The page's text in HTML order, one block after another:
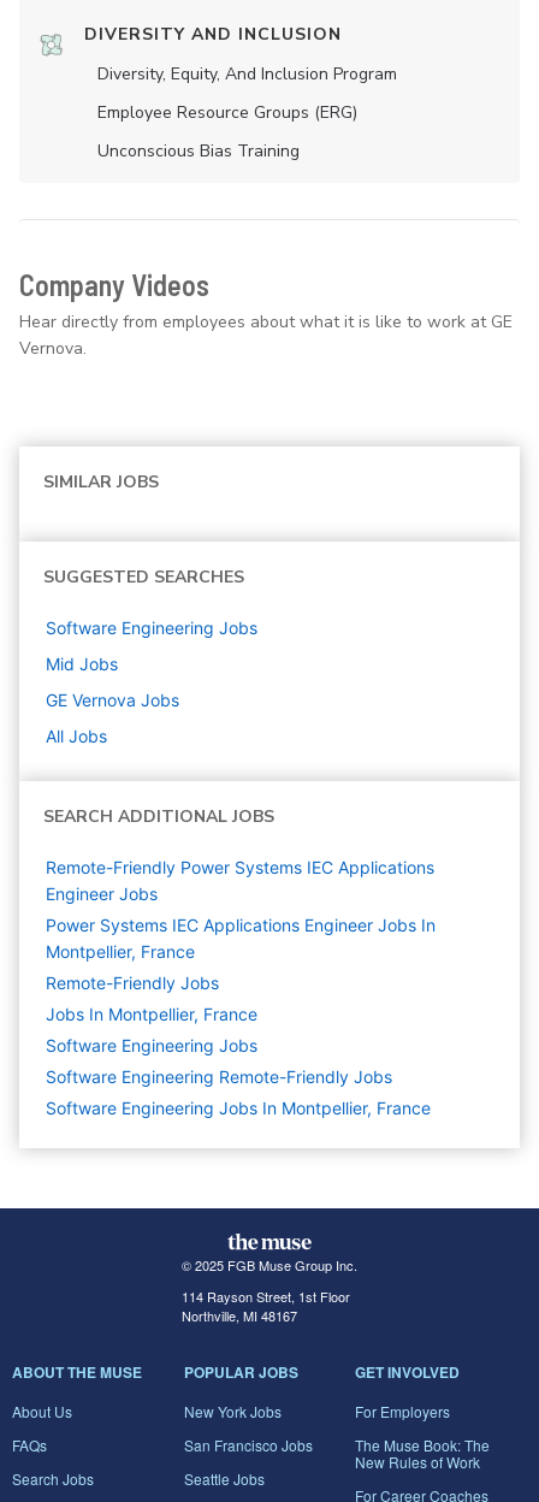
DIVERSITY AND INCLUSION
Diversity, Equity, And Inclusion Program
Employee Resource Groups (ERG)
Unconscious Bias Training
Company Videos
Hear directly from employees about what it is like to work at GE
Vernova.
SIMILAR JOBS
SUGGESTED SEARCHES
Software Engineering Jobs
Mid Jobs
GE Vernova Jobs
All Jobs
SEARCH ADDITIONAL JOBS
Remote-Friendly Power Systems IEC Applications
Engineer Jobs
Power Systems IEC Applications Engineer Jobs In
Montpellier, France
Remote-Friendly Jobs
Jobs In Montpellier, France
Software Engineering Jobs
Software Engineering Remote-Friendly Jobs
Software Engineering Jobs In Montpellier, France
© 2025 FGB Muse Group Inc.
114 Rayson Street, 1st Floor
Northville, MI 48167
ABOUT THE MUSE
About Us
FAQs
Search Jobs
POPULAR JOBS
New York Jobs
San Francisco Jobs
Seattle Jobs
GET INVOLVED
For Employers
The Muse Book: The
New Rules of Work
For Career Coaches